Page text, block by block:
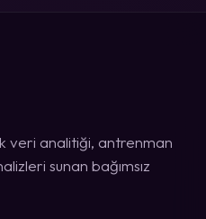
veri analitiği, antrenman
sunan bağımsız